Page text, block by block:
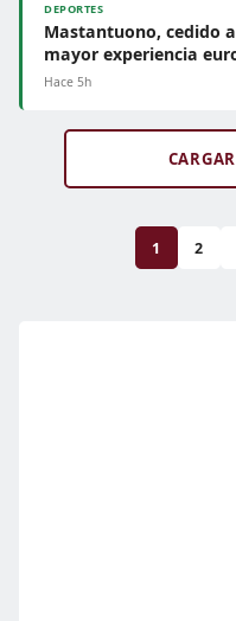
DEPORTES
Mastantuono, cedido
mayor experiencia
Hace 5h
1 2